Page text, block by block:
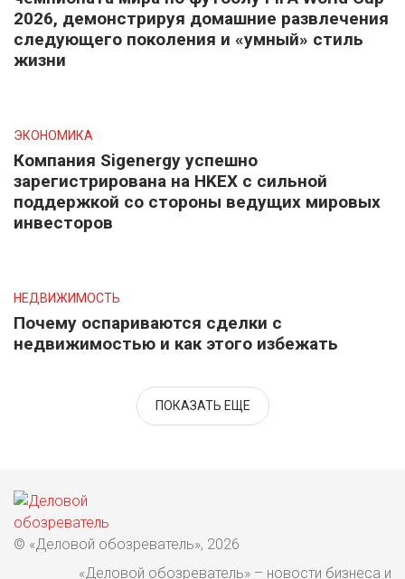
2026, демонстрируя домашние развлечения
следующего поколения и «умный» стиль
жизни
ЭКОНОМИКА
Компания Sigenergy успешно
зарегистрирована на HKEX с сильной
поддержкой со стороны ведущих мировых
инвесторов
НЕДВИЖИМОСТЬ
Почему оспариваются сделки с
недвижимостью и как этого избежать
ПОКАЗАТЬ ЕЩЕ
© «Деловой обозреватель», 2026
«Деловой обозреватель» – новости бизнеса и